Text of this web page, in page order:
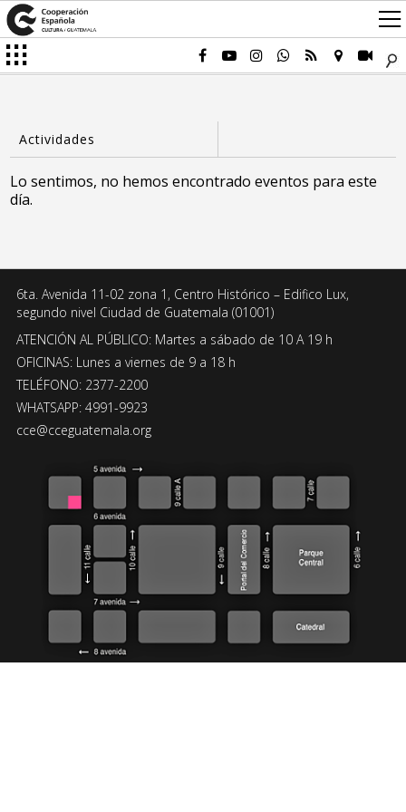
Lo sentimos, no hemos encontrado eventos para este
día.
6ta. Avenida 11-02 zona 1, Centro Histórico – Edifico Lux,
segundo nivel Ciudad de Guatemala (01001)
ATENCIÓN AL PÚBLICO: Martes a sábado de 10 A 19 h
OFICINAS: Lunes a viernes de 9 a 18 h
TELÉFONO: 2377-2200
WHATSAPP: 4991-9923
cce@cceguatemala.org